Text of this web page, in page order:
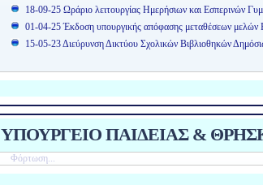
18-09-25 Ωράριο λειτουργίας Ημερήσιων και Εσπερινών
01-04-25 Έκδοση υπουργικής απόφασης μεταθέσεων
15-05-23 Διεύρυνση Δικτύου Σχολικών Βιβλιοθηκών
ΥΠΟΥΡΓΕΙΟ ΠΑΙΔΕΙΑΣ &
Φόρτωση...